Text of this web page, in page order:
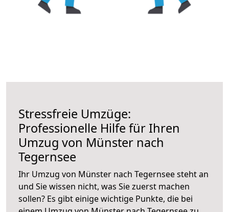
Stressfreie Umzüge:
Professionelle Hilfe für Ihren
Umzug von Münster nach
Tegernsee
Ihr Umzug von Münster nach Tegernsee steht an
und Sie wissen nicht, was Sie zuerst machen
sollen? Es gibt einige wichtige Punkte, die bei